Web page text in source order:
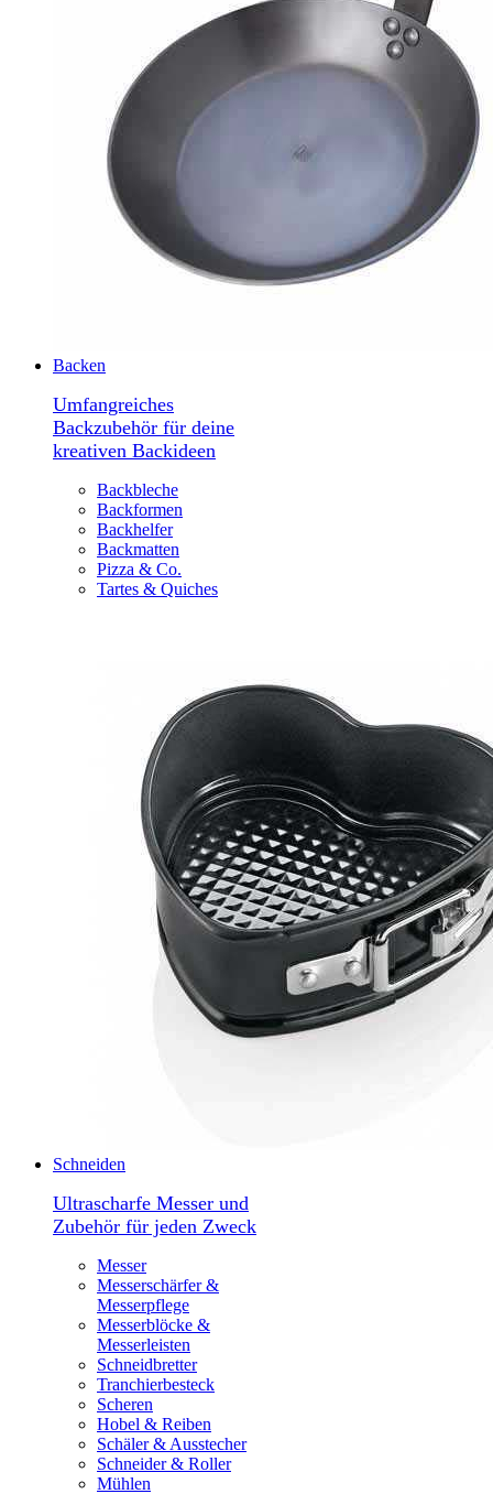
Backen
Umfangreiches
Backzubehör für deine
kreativen Backideen
Backbleche
Backformen
Backhelfer
Backmatten
Pizza & Co.
Tartes & Quiches
Schneiden
Ultrascharfe Messer und
Zubehör für jeden Zweck
Messer
Messerschärfer &
Messerpflege
Messerblöcke &
Messerleisten
Schneidbretter
Tranchierbesteck
Scheren
Hobel & Reiben
Schäler & Ausstecher
Schneider & Roller
Mühlen